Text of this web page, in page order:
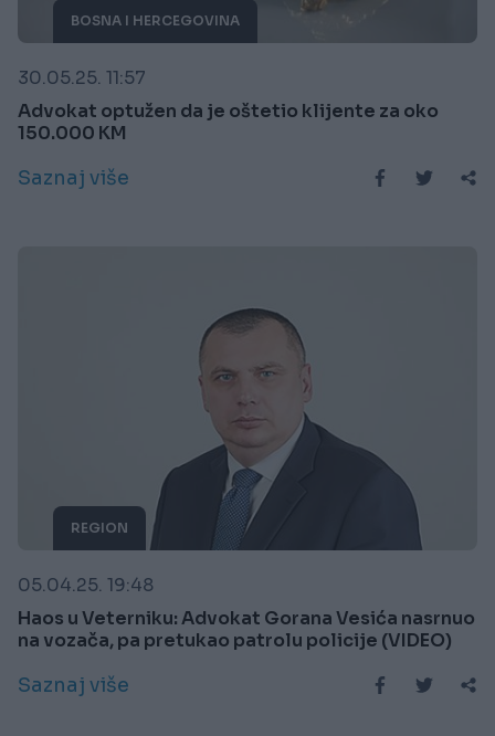
BOSNA I HERCEGOVINA
30.05.25. 11:57
Advokat optužen da je oštetio klijente za oko
150.000 KM
Saznaj više
REGION
05.04.25. 19:48
Haos u Veterniku: Advokat Gorana Vesića nasrnuo
na vozača, pa pretukao patrolu policije (VIDEO)
Saznaj više